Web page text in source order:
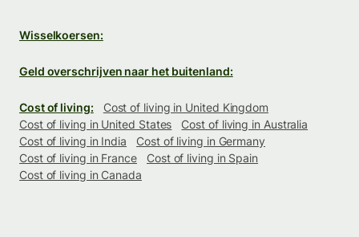
Wisselkoersen:
Geld overschrijven naar het buitenland:
Cost of living:
Cost of living in United Kingdom
Cost of living in United States
Cost of living in Australia
Cost of living in India
Cost of living in Germany
Cost of living in France
Cost of living in Spain
Cost of living in Canada